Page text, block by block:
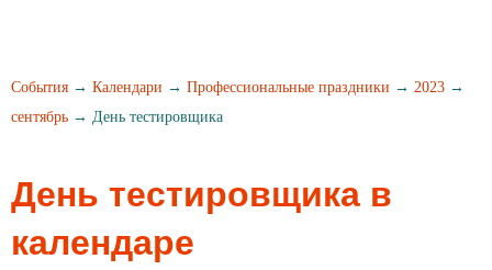
События → Календари → Профессиональные праздники → 2023 →
сентябрь → День тестировщика
День тестировщика в
календаре